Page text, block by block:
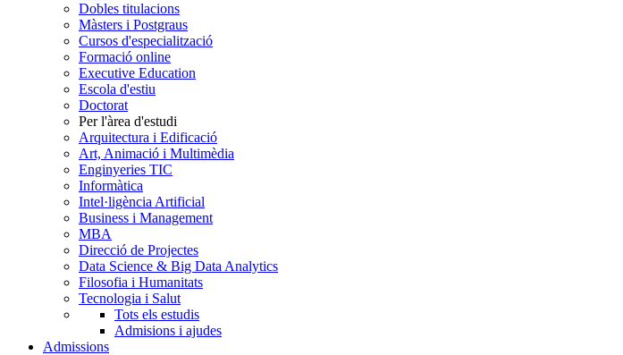
Dobles titulacions
Màsters i Postgraus
Cursos d'especialització
Formació online
Executive Education
Escola d'estiu
Doctorat
Per l'àrea d'estudi
Arquitectura i Edificació
Art, Animació i Multimèdia
Enginyeries TIC
Informàtica
Intel·ligència Artificial
Business i Management
MBA
Direcció de Projectes
Data Science & Big Data Analytics
Filosofia i Humanitats
Tecnologia i Salut
Tots els estudis
Admisions i ajudes
Admissions